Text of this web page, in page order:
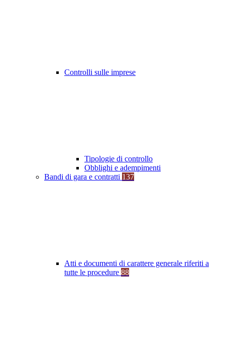
Controlli sulle imprese
Tipologie di controllo
Obblighi e adempimenti
Bandi di gara e contratti 137
Atti e documenti di carattere generale riferiti a
tutte le procedure 88